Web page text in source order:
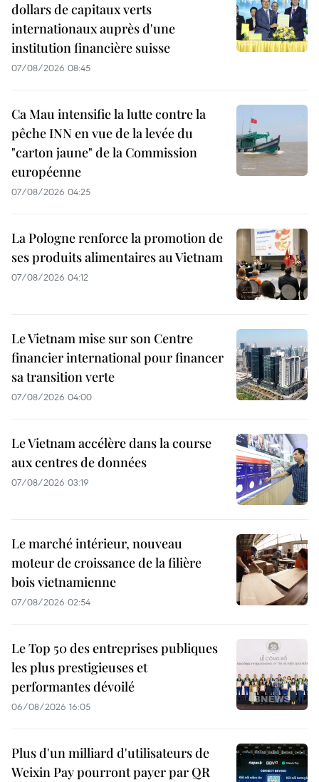
dollars de capitaux verts
internationaux auprès d'une
institution financière suisse
07/08/2026 08:45
Ca Mau intensifie la lutte contre la
pêche INN en vue de la levée du
"carton jaune" de la Commission
européenne
07/08/2026 04:25
La Pologne renforce la promotion de
ses produits alimentaires au Vietnam
07/08/2026 04:12
Le Vietnam mise sur son Centre
financier international pour financer
sa transition verte
07/08/2026 04:00
Le Vietnam accélère dans la course
aux centres de données
07/08/2026 03:19
Le marché intérieur, nouveau
moteur de croissance de la filière
bois vietnamienne
07/08/2026 02:54
Le Top 50 des entreprises publiques
les plus prestigieuses et
performantes dévoilé
06/08/2026 16:05
Plus d'un milliard d'utilisateurs de
Weixin Pay pourront payer par QR